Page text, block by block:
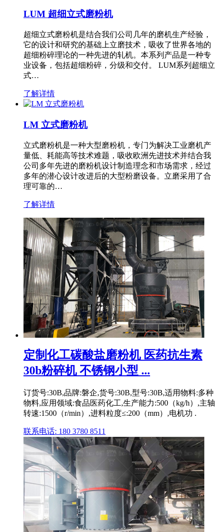
LUM 超细立式磨粉机
超细立式磨粉机是结合我们公司几年的磨机生产经验，
它的设计和研究的基础上立磨技术，吸收了世界各地的
超细粉碎理论的一种先进的轧机。本系列产品是一种专
业设备，包括超细粉碎，分级和交付。 LUM系列超细立
式…
了解详情
LM 立式磨粉机
立式磨粉机是一种大型磨粉机，专门为解决工业磨机产
量低、耗能高等技术难题，吸收欧洲先进技术并结合我
公司多年先进的磨粉机设计制造理念和市场需求，经过
多年的潜心设计改进后的大型粉磨设备。立磨采用了合
理可靠的…
了解详情
定制化工碳酸盐磨粉机 医药抗生素
30b粉碎机 不锈钢小型 ...
订货号:30B,品牌:磐企,货号:30B,型号:30B,适用物料:多种
物料,应用领域:食品医药化工,生产能力:500（kg/h）,主轴
转速:1500（r/min）,进料粒度≤:200（mm）,电机功 .
联系电话: 180 3780 8511